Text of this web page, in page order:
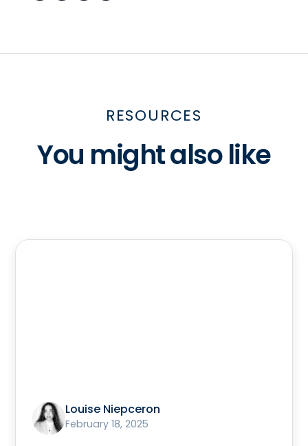
RESOURCES
You might also like
Louise Niepceron
February 18, 2025